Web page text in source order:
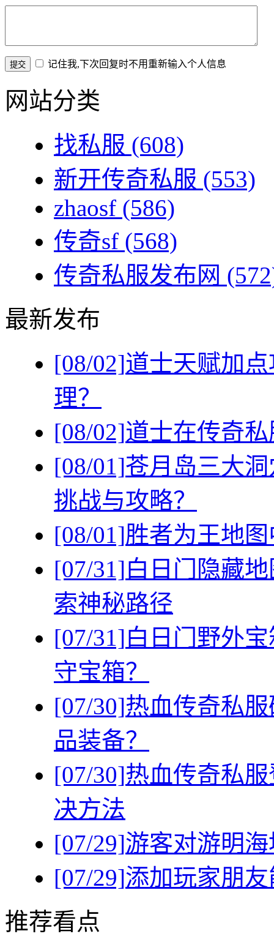
记住我,下次回复时不用重新输入个人信息
网站分类
找私服 (608)
新开传奇私服 (553)
zhaosf (586)
传奇sf (568)
传奇私服发布网
最新发布
[08/02]道士天赋加
理？
[08/02]道士在传奇
[08/01]苍月岛三大
挑战与攻略？
[08/01]胜者为王地
[07/31]白日门隐藏
索神秘路径
[07/31]白日门野外
守宝箱？
[07/30]热血传奇私
品装备？
[07/30]热血传奇私
决方法
[07/29]游客对游明
[07/29]添加玩家朋
推荐看点